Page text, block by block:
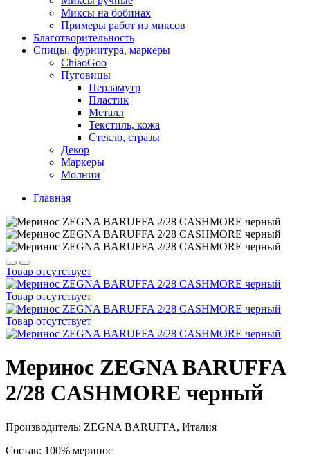
Миксы на бобинах
Примеры работ из миксов
Благотворительность
Спицы, фурнитура, маркеры
ChiaoGoo
Пуговицы
Перламутр
Пластик
Металл
Текстиль, кожа
Стекло, стразы
Декор
Маркеры
Молнии
Главная
Товар отсутствует
Товар отсутствует
Товар отсутствует
Меринос ZEGNA BARUFFA
2/28 CASHMORE черный
Производитель: ZEGNA BARUFFA, Италия
Состав: 100% меринос